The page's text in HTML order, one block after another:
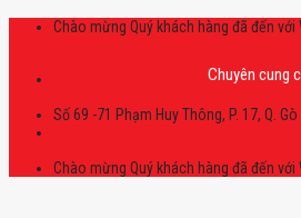
Skip
Chào mừng Quý khách hàng đã đến với
Chuyên cung
Số 69 -71 Phạm Huy Thông, P. 17, Q. Gò
Chào mừng Quý khách hàng đã đến với